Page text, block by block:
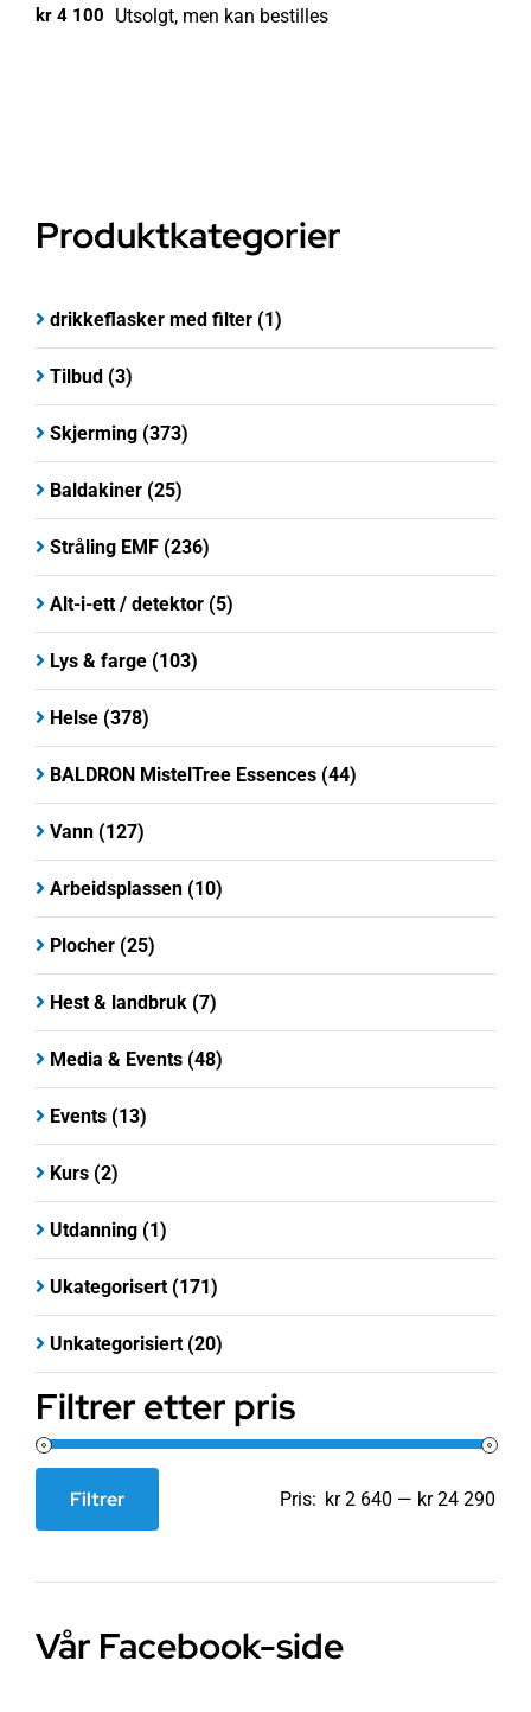
kr 4 100 Utsolgt, men kan bestilles
Produktkategorier
drikkeflasker med filter (1)
Tilbud (3)
Skjerming (373)
Baldakiner (25)
Stråling EMF (236)
Alt-i-ett / detektor (5)
Lys & farge (103)
Helse (378)
BALDRON MistelTree Essences (44)
Vann (127)
Arbeidsplassen (10)
Plocher (25)
Hest & landbruk (7)
Media & Events (48)
Events (13)
Kurs (2)
Utdanning (1)
Ukategorisert (171)
Unkategorisiert (20)
Filtrer etter pris
Makspris
Filtrer Pris: kr 2 640 — kr 24 290
Vår Facebook-side